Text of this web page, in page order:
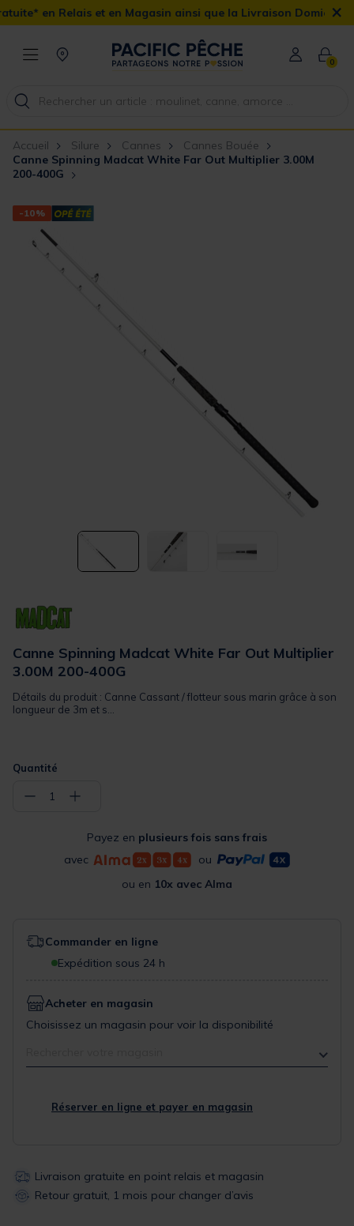
en Magasin ainsi que la Livraison Domicile offerte dès 90€×
0
Accueil Silure Cannes
Cannes Bouée
Canne Spinning Madcat White Far Out Multiplier 3.00M
200-400G
-10%
Canne Spinning Madcat White Far Out Multiplier
3.00M 200-400G
Détails du produit : Canne Cassant / flotteur sous marin grâce à son
longueur de 3m et s...
Quantité
− 1 +
Payez en plusieurs fois sans frais
avec
ou
ou en 10x avec Alma
Commander en ligne
Expédition sous 24 h
Acheter en magasin
Choisissez un magasin pour voir la disponibilité
Réserver en ligne et payer en magasin
Livraison gratuite en point relais et magasin
Retour gratuit, 1 mois pour changer d’avis